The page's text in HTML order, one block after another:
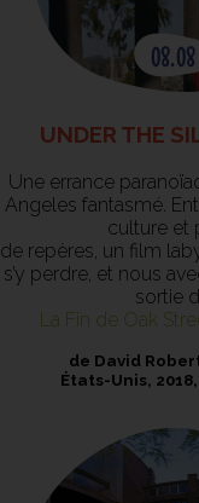
UNDER THE
Une errance
Angeles fantasmé.
culture et
de repères, un film
s’y perdre, et nous
sortie
La Fin de Oak
de David
États-Unis, 2018,